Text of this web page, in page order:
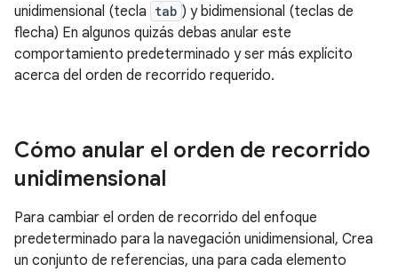
unidimensional (tecla tab ) y bidimensional (teclas de
flecha) En algunos quizás debas anular este
comportamiento predeterminado y ser más explícito
acerca del orden de recorrido requerido.
Cómo anular el orden de recorrido
unidimensional
Para cambiar el orden de recorrido del enfoque
predeterminado para la navegación unidimensional, Crea
un conjunto de referencias, una para cada elemento